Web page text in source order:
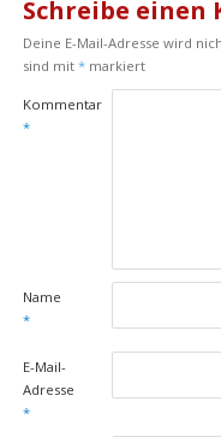
Schreibe einen
Deine E-Mail-Adresse wird
sind mit *markiert
Kommentar
*
Name
*
E-Mail-
Adresse
*